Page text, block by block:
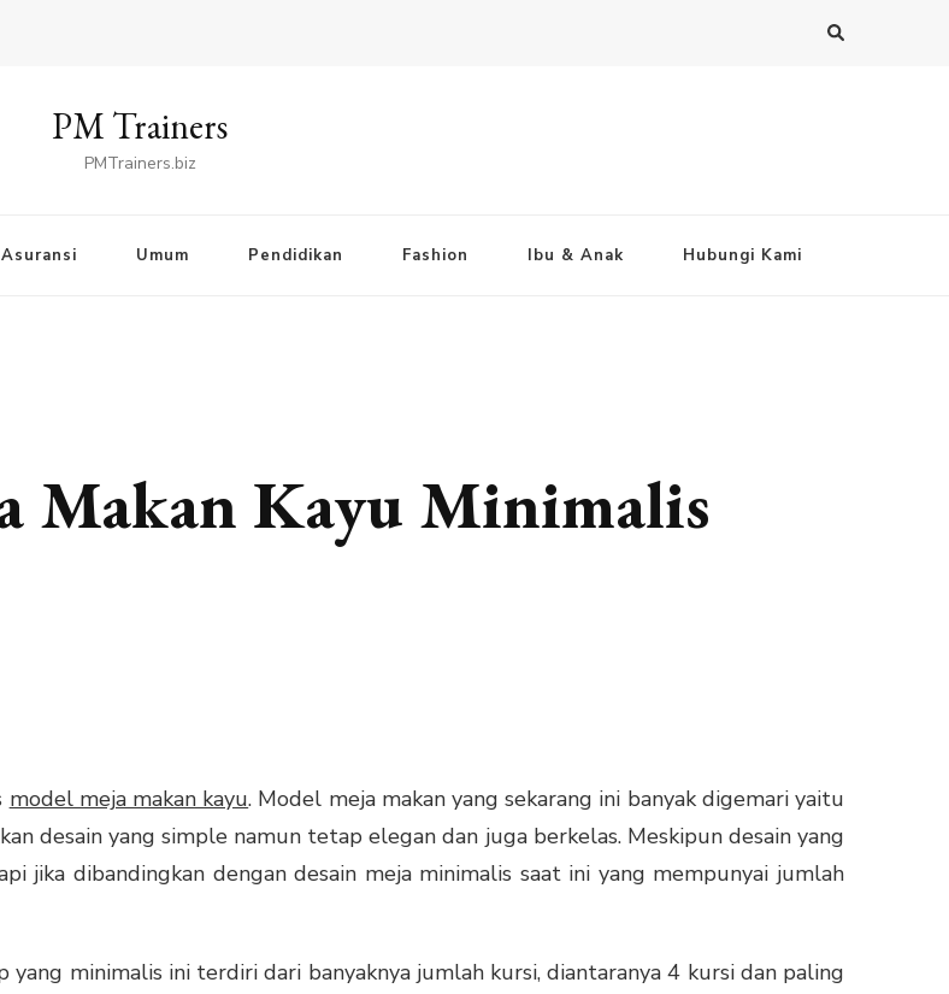
PM Trainers
PMTrainers.biz
Asuransi Umum Pendidikan Fashion Ibu & Anak Hubungi Kami
Makan Kayu Minimalis
model meja makan kayu. Model meja makan yang sekarang ini banyak digemari yaitu
desain yang simple namun tetap elegan dan juga berkelas. Meskipun desain yang
jika dibandingkan dengan desain meja minimalis saat ini yang mempunyai jumlah
yang minimalis ini terdiri dari banyaknya jumlah kursi, diantaranya 4 kursi dan paling